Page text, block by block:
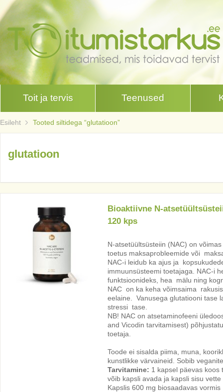
Toit ja tervis Teenused
Esileht Tooted siltidega “glutatioon”
glutatioon
Bioaktiivne N-
120 kps
N-atsetüültsüsteiin (NAC) on
toetus maksaprobleemide või
NAC-i leidub ka ajus ja
immuunsüsteemi toetajaga. NAC-i
funktsioonideks, hea mälu ning
NAC on ka keha võimsaima
eelaine. Vanusega glutatiooni tase
stressi tase.
NB! NAC on atsetaminofeeni
and Vicodin tarvitamisest)
toetaja.
Toode ei sisalda piima, muna,
kunstlikke värvaineid. Sobib
Tarvitamine: 1 kapsel päevas koos
võib kapsli avada ja kapsli sisu
Kapslis 600 mg biosaadavas